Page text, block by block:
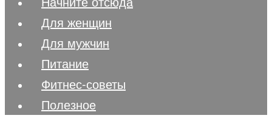
Для женщин
Для мужчин
Питание
Фитнес-советы
Полезноe